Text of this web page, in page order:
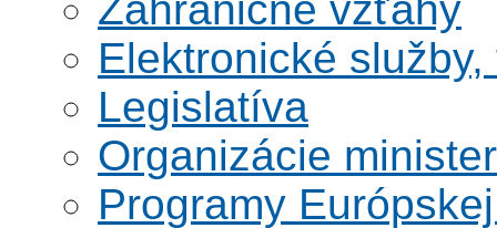
Elektronické
Legislatíva
Organizácie
Programy